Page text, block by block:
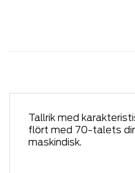
Tallrik med
flört med 70-talets
maskindisk.